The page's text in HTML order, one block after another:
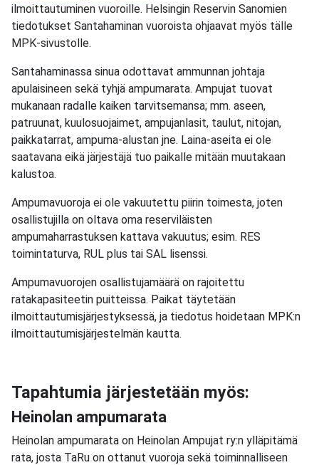
ilmoittautuminen vuoroille. Helsingin Reservin Sanomien
tiedotukset Santahaminan vuoroista ohjaavat myös tälle
MPK-sivustolle.
Santahaminassa sinua odottavat ammunnan johtaja
apulaisineen sekä tyhjä ampumarata. Ampujat tuovat
mukanaan radalle kaiken tarvitsemansa; mm. aseen,
patruunat, kuulosuojaimet, ampujanlasit, taulut, nitojan,
paikkatarrat, ampuma-alustan jne. Laina-aseita ei ole
saatavana eikä järjestäjä tuo paikalle mitään muutakaan
kalustoa.
Ampumavuoroja ei ole vakuutettu piirin toimesta, joten
osallistujilla on oltava oma reserviläisten
ampumaharrastuksen kattava vakuutus; esim. RES
toimintaturva, RUL plus tai SAL lisenssi.
Ampumavuorojen osallistujamäärä on rajoitettu
ratakapasiteetin puitteissa. Paikat täytetään
ilmoittautumisjärjestyksessä, ja tiedotus hoidetaan MPK:n
ilmoittautumisjärjestelmän kautta.
Tapahtumia järjestetään myös:
Heinolan ampumarata
Heinolan ampumarata on Heinolan Ampujat ry:n ylläpitämä
rata, josta TaRu on ottanut vuoroja sekä toiminnalliseen